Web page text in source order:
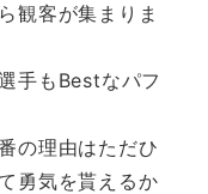
観客が集まりま
手もBestなパフ
の理由はただひ
勇気を貰えるか